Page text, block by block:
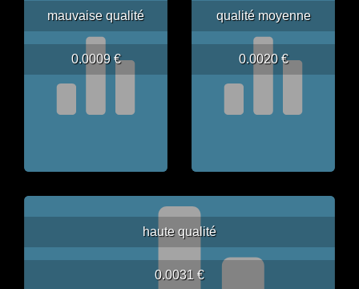
mauvaise qualité
0.0009 €
qualité moyenne
0.0020 €
haute qualité
0.0031 €